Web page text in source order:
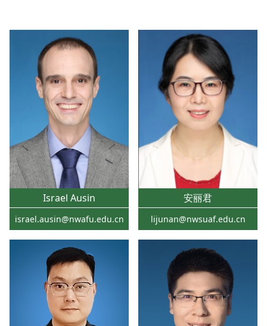
Israel Ausin
israel.ausin@nwafu.edu.cn
安丽君
lijunan@nwsuaf.edu.cn